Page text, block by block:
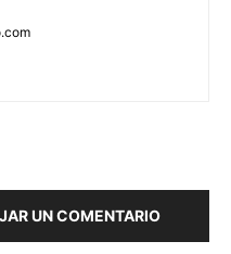
UN COMENTARIO